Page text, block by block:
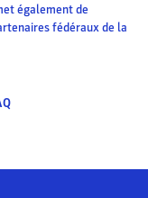
également de
fédéraux de la